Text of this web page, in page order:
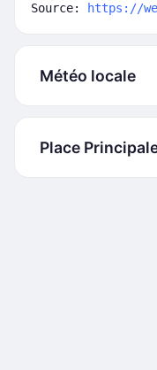
Source: https://
Météo locale
Place